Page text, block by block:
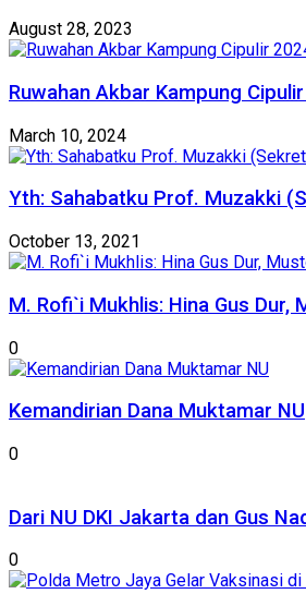
August 28, 2023
Ruwahan Akbar Kampung
March 10, 2024
Yth: Sahabatku Prof. Muzakki
October 13, 2021
M. Rofi`i Mukhlis: Hina Gus
0
Kemandirian Dana Muktamar NU
0
Dari NU DKI Jakarta dan Gus
0